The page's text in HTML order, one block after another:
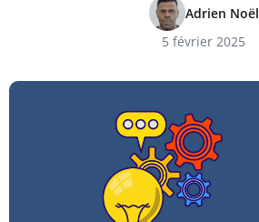
Adrien Noël
5 février 2025